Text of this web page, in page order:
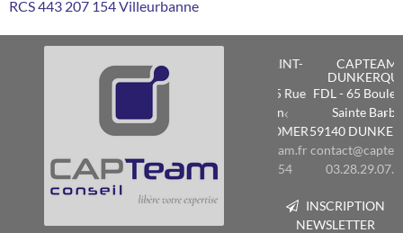
RCS443 207 154 Villeurbanne
CAPTEAM
DUNKERQUE
FDL - 65 Boulevard
Sainte Barbe
59140 DUNKERQUE
contact@capteam.fr
03.28.29.07.00
Previous
INSCRIPTION
NEWSLETTER